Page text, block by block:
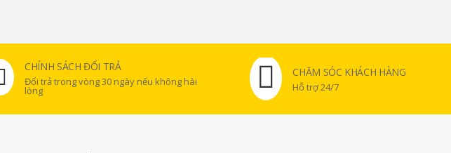
CHÍNH SÁCH ĐỔI TRẢ
Đổi trả trong vòng 30 ngày nếu không hài
lòng
CHĂM SÓC KHÁCH HÀNG
Hỗ trợ 24/7